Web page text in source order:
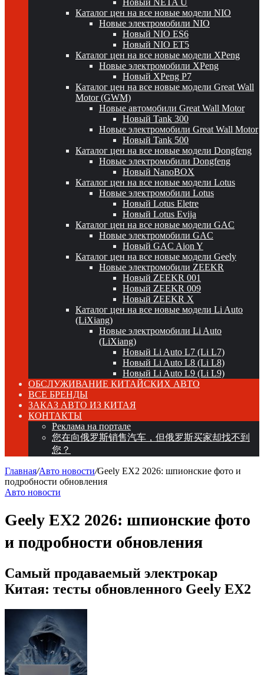
Новый NETA U
Каталог цен на все новые модели NIO
Новые электромобили NIO
Новый NIO ES6
Новый NIO ET5
Каталог цен на все новые модели XPeng
Новые электромобили XPeng
Новый XPeng P7
Каталог цен на все новые модели Great Wall
Motor (GWM)
Новые автомобили Great Wall Motor
Новый Tank 300
Новые электромобили Great Wall Motor
Новый Tank 500
Каталог цен на все новые модели Dongfeng
Новые электромобили Dongfeng
Новый NanoBOX
Каталог цен на все новые модели Lotus
Новые электромобили Lotus
Новый Lotus Eletre
Новый Lotus Evija
Каталог цен на все новые модели GAC
Новые электромобили GAC
Новый GAC Aion Y
Каталог цен на все новые модели Geely
Новые электромобили ZEEKR
Новый ZEEKR 001
Новый ZEEKR 009
Новый ZEEKR X
Каталог цен на все новые модели Li Auto
(LiXiang)
Новые электромобили Li Auto
(LiXiang)
Новый Li Auto L7 (Li L7)
Новый Li Auto L8 (Li L8)
Новый Li Auto L9 (Li L9)
ОБСЛУЖИВАНИЕ КИТАЙСКИХ АВТО
ВСЕ БРЕНДЫ
ЗАКАЗ АВТО ИЗ КИТАЯ
КОНТАКТЫ
Реклама на портале
您在向俄罗斯销售汽车，但俄罗斯买家却找不到
您？
Главная/Авто новости/Geely EX2 2026: шпионские фото и
подробности обновления
Авто новости
Geely EX2 2026: шпионские фото
и подробности обновления
Самый продаваемый электрокар
Китая: тесты обновленного Geely EX2